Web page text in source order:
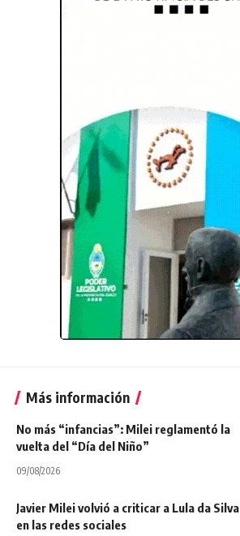
Más información
No más “infancias”: Milei reglamentó la
vuelta del “Día del Niño”
09/08/2026
Javier Milei volvió a criticar a Lula da Silva
en las redes sociales